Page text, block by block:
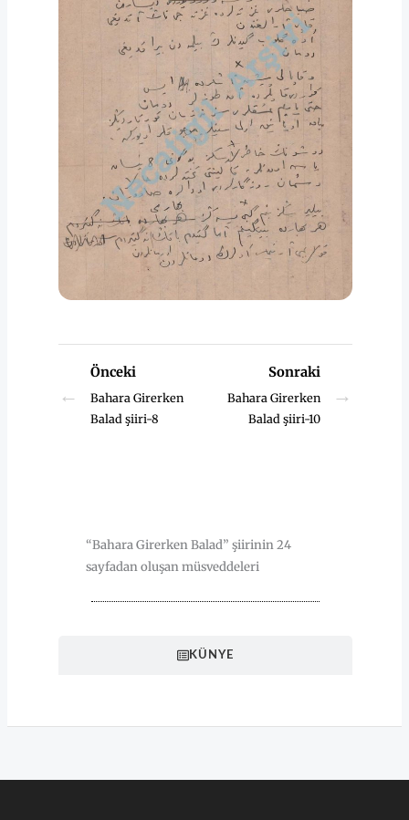
←
Önceki
Bahara Girerken
Balad şiiri-8
Sonraki
Bahara Girerken
Balad şiiri-10
→
KÜNYE
“Bahara Girerken Balad” şiirinin 24
sayfadan oluşan müsveddeleri